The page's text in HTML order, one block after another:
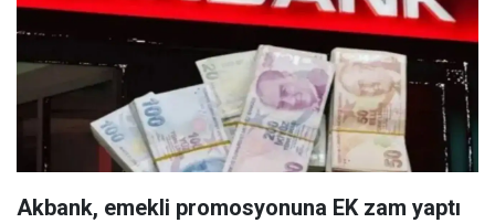
Akbank, emekli promosyonuna EK zam yaptı